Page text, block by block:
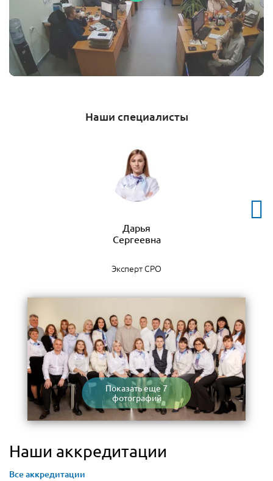
Наши специалисты
Дарья
Сергеевна
Эксперт СРО
Показать еще 7
фотографий
Наши аккредитации
Все аккредитации